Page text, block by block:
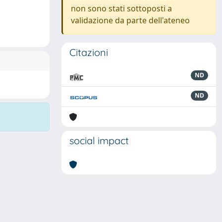
non sono stati sottoposti a
validazione da parte dell'ateneo
Citazioni
ND
ND
social impact